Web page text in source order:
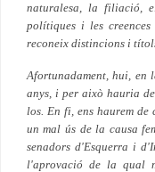
naturalesa, la filiació,
polítiques i les
reconeix distincions i
Afortunadament, hui, en
anys, i per això hauria
los. En fi, ens haurem
un mal ús de la causa
senadors d'Esquerra i
l'aprovació de la qual